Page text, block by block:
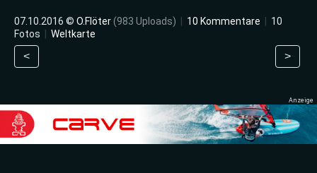
07.10.2016 © O.Flöter(983 Uploads) 10 Kommentare
10
Fotos
Weltkarte
< >